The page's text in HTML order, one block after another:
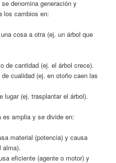
denomina generación y
los cambios en:
cosa a otra (ej. un árbol que
de cantidad (ej. el árbol crece).
de cualidad (ej. en otoño caen las
lugar (ej. trasplantar el árbol).
es amplia y se divide en:
material (potencia) y causa
alma).
eficiente (agente o motor) y